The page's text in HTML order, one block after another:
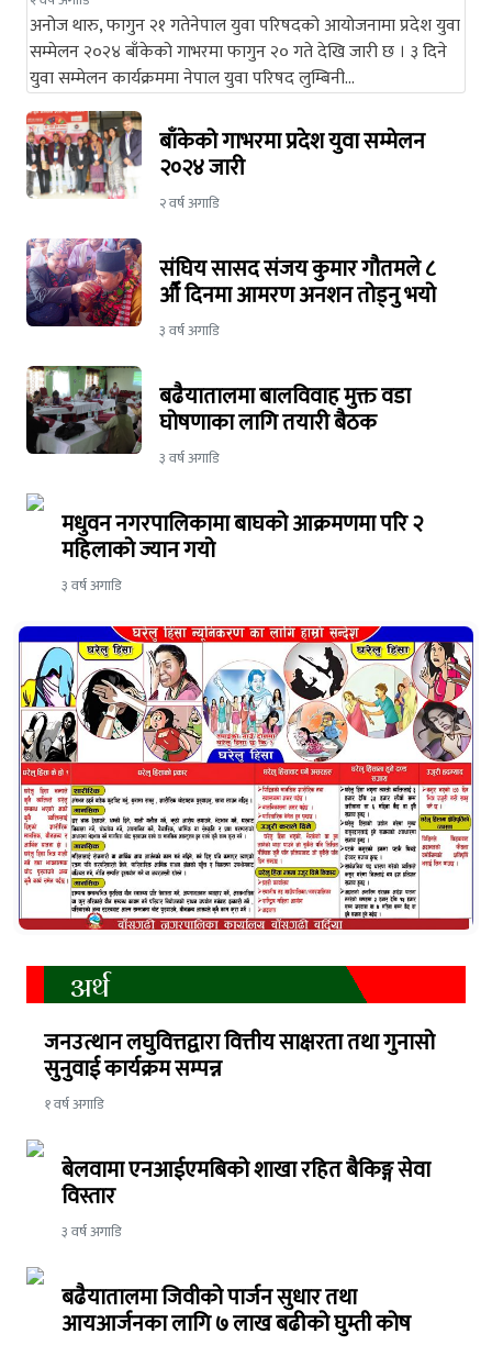
अनोज थारु, फागुन २१ गतेनेपाल युवा परिषदको आयोजनामा प्रदेश युवा
सम्मेलन २०२४ बाँकेको गाभरमा फागुन २० गते देखि जारी छ । ३ दिने
युवा सम्मेलन कार्यक्रममा नेपाल युवा परिषद लुम्बिनी…
बाँकेको गाभरमा प्रदेश युवा सम्मेलन
२०२४ जारी
२ वर्ष अगाडि
संघिय सासद संजय कुमार गौतमले ८
औँ दिनमा आमरण अनशन तोड्नु भयो
३ वर्ष अगाडि
बढैयातालमा बालविवाह मुक्त वडा
घोषणाका लागि तयारी बैठक
३ वर्ष अगाडि
मधुवन नगरपालिकामा बाघको आक्रमणमा परि २
महिलाको ज्यान गयो
३ वर्ष अगाडि
अर्थ
जनउत्थान लघुवित्तद्वारा वित्तीय साक्षरता तथा गुनासो
सुनुवाई कार्यक्रम सम्पन्न
१ वर्ष अगाडि
बेलवामा एनआईएमबिको शाखा रहित बैकिङ्ग सेवा
विस्तार
३ वर्ष अगाडि
बढैयातालमा जिवीको पार्जन सुधार तथा
आयआर्जनका लागि ७ लाख बढीको घुम्ती कोष